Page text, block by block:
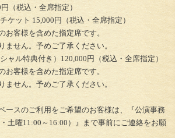
（税込・全席指定）
ケット 15,000円（税込・全席指定）
客様を含めた指定席です。
せん。予めご了承ください。
ャル特典付き）120,000円（税込・全席指定）
お客様を含めた指定席です。
せん。予めご了承ください。
ースのご利用をご希望のお客様は、『公演事務
土曜11:00～16:00）』まで事前にご連絡をお願